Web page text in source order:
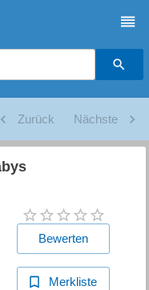
Zurück Nächste
Bewerten
Merkliste